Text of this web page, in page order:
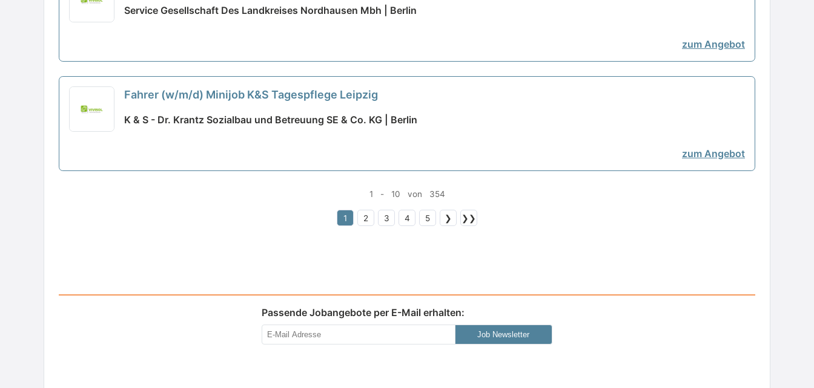
Service Gesellschaft Des Landkreises Nordhausen Mbh | Berlin
zum Angebot
Fahrer (w/m/d) Minijob K&S Tagespflege Leipzig
K & S - Dr. Krantz Sozialbau und Betreuung SE & Co. KG | Berlin
zum Angebot
1 - 10 von 354
1 2 3 4 5 ❯ ❯❯
Passende Jobangebote per E-Mail erhalten:
Job Newsletter